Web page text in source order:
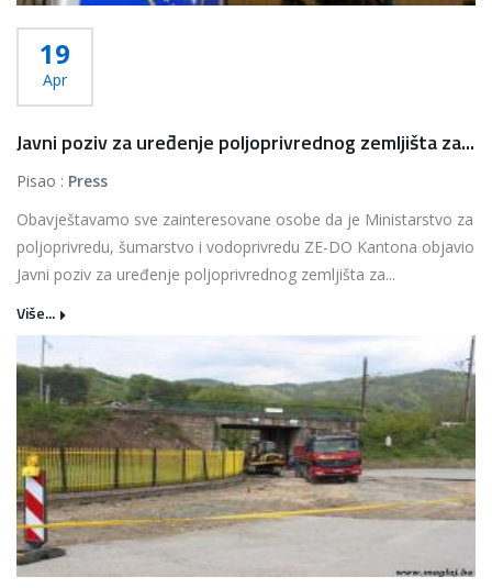
19
Apr
Javni poziv za uređenje poljoprivrednog zemljišta za...
Pisao : Press
Obavještavamo sve zainteresovane osobe da je Ministarstvo za
poljoprivredu, šumarstvo i vodoprivredu ZE-DO Kantona objavio
Javni poziv za uređenje poljoprivrednog zemljišta za...
Više...